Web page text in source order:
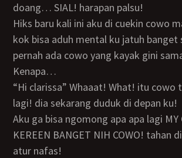
doang… SIAL! harapan palsu!
hiks baru kali ini aku di cuekin cowo masaaaaaaa si!
kok bisa aduh mental ku jatuh banget
pernah ada cowo yang kayak gini
kenapa…
“hi clarissa” Whaaat! What! itu cowo ternyata balik
lagi! dia sekarang duduk di depan ku!
aku ga bisa ngomong apa apa lagi MY GWAD!
KEREEN BANGET NIH COWO! tahan
atur nafas!